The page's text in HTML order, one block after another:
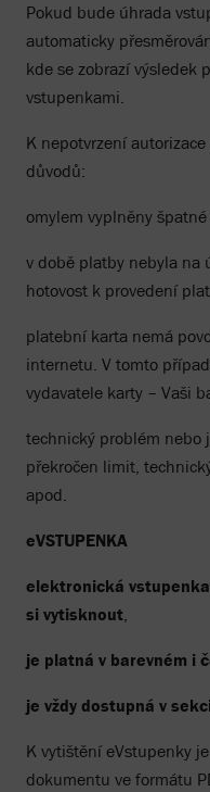
Pokud bude úhrada
automaticky
kde se zobrazí výsledek
vstupenkami.
K nepotvrzení
důvodů:
omylem vyplněny
v době platby nebyla na
hotovost k provedení
platební karta nemá
internetu. V tomto
vydavatele karty – Vaši
technický problém nebo
překročen limit,
apod.
eVSTUPENKA
elektronická
si vytisknout,
je platná v barevném i
je vždy dostupná v sekci
K vytištění eVstupenky
dokumentu ve formátu